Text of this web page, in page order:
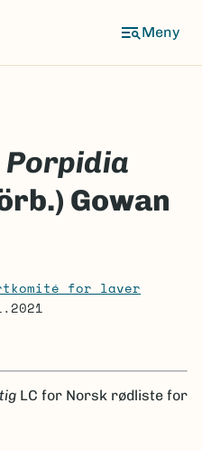
Meny
Porpidia
Gowan
for laver
LC for Norsk rødliste for